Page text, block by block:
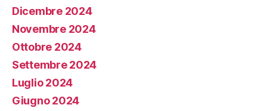
Dicembre 2024
Novembre 2024
Ottobre 2024
Settembre 2024
Luglio 2024
Giugno 2024